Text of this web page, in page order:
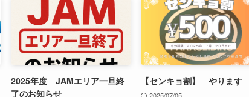
2025年度 JAMエリア一旦終
了のお知らせ
【センキョ割】 やります
2025/07/05